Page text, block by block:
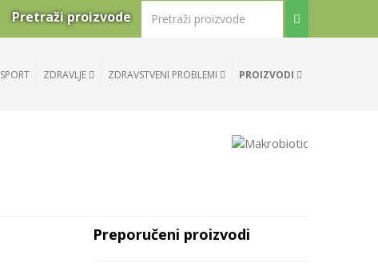
Pretraži proizvode
SPORT ZDRAVLJE ZDRAVSTVENI PROBLEMI PROIZVODI
Preporučeni proizvodi